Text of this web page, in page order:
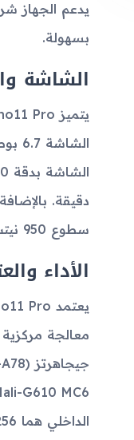
بسهولة.
الشاشة
سطوع 950 نيتس كحد أقصى، مما يجعلها ممتازة للاستخدام في الظروف المختلفة.
الأداء
الداخلي هما 256 جيجابايت و 512 جيجابايت، مع العلم أنه لا يوجد دعم لإضافة بطاقات تخزين خارجية.